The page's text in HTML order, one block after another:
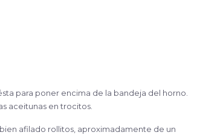
para poner encima de la bandeja del horno.
aceitunas en trocitos.
afilado rollitos, aproximadamente de un